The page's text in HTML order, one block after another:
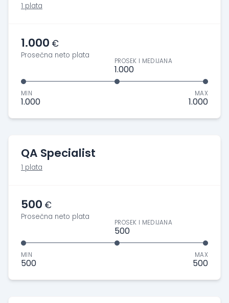
1 plata
1.000 €
Prosečna neto plata
MIN
1.000
PROSEK I MEDIJANA
1.000
MAX
1.000
QA Specialist
1 plata
500 €
Prosečna neto plata
MIN
500
PROSEK I MEDIJANA
500
MAX
500